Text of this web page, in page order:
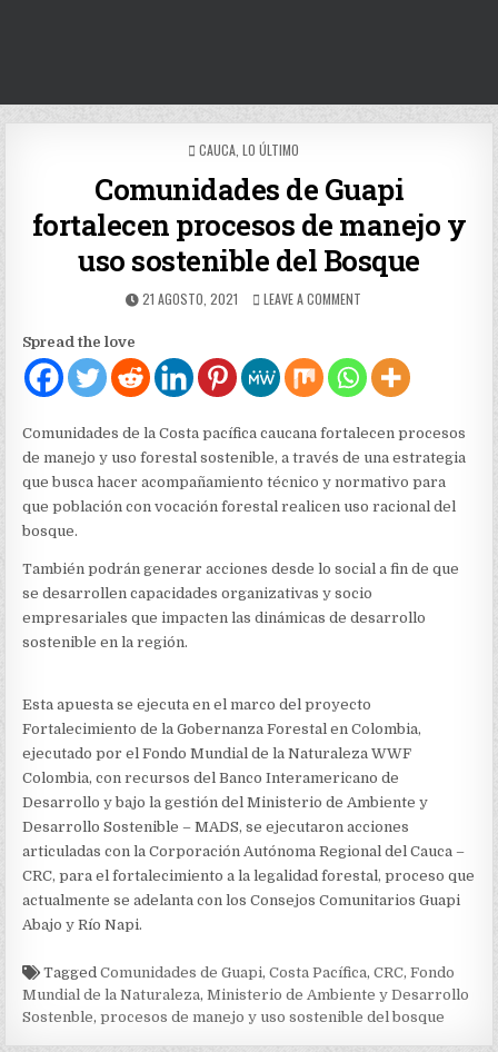
POSTED
CAUCA LO ÚLTIMO
Comunidades de Guapi
fortalecen procesos de manejo y
uso sostenible del Bosque
PUBLISHED
21 AGOSTO, 2021 LEAVE A COMMENT
GUAPI
FORTALECEN
PROCESOS
MANEJO
USO
SOSTENIBLE
DEL
Spread the love
Comunidades de la Costa pacífica caucana fortalecen procesos
de manejo y uso forestal sostenible, a través de una estrategia
que busca hacer acompañamiento técnico y normativo para
que población con vocación forestal realicen uso racional del
bosque.
También podrán generar acciones desde lo social a fin de que
se desarrollen capacidades organizativas y socio
empresariales que impacten las dinámicas de desarrollo
sostenible en la región.
Esta apuesta se ejecuta en el marco del proyecto
Fortalecimiento de la Gobernanza Forestal en Colombia,
ejecutado por el Fondo Mundial de la Naturaleza WWF
Colombia, con recursos del Banco Interamericano de
Desarrollo y bajo la gestión del Ministerio de Ambiente y
Desarrollo Sostenible – MADS, se ejecutaron acciones
articuladas con la Corporación Autónoma Regional del Cauca –
CRC, para el fortalecimiento a la legalidad forestal, proceso que
actualmente se adelanta con los Consejos Comunitarios Guapi
Abajo y Río Napi.
TaggedComunidades de Guapi,Costa Pacífica,CRC,Fondo
Mundial de la Naturaleza,Ministerio de Ambiente y Desarrollo
Sostenble,procesos de manejo y uso sostenible del bosque